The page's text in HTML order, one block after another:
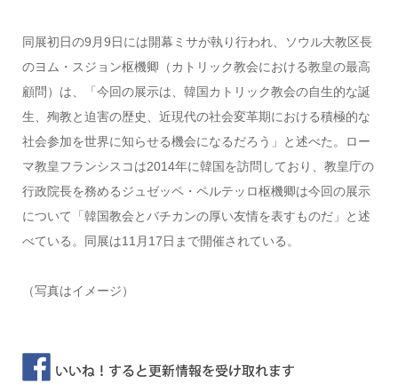
同展初日の9月9日には開幕ミサが執り行われ、ソウル大教区長
のヨム・スジョン枢機卿（カトリック教会における教皇の最高
顧問）は、「今回の展示は、韓国カトリック教会の自生的な誕
生、殉教と迫害の歴史、近現代の社会変革期における積極的な
社会参加を世界に知らせる機会になるだろう」と述べた。ロー
マ教皇フランシスコは2014年に韓国を訪問しており、教皇庁の
行政院長を務めるジュゼッペ・ペルテッロ枢機卿は今回の展示
について「韓国教会とバチカンの厚い友情を表すものだ」と述
べている。同展は11月17日まで開催されている。
（写真はイメージ）